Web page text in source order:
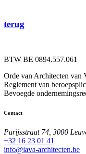
terug
BTW BE 0894.557.061
Orde van Architecten van
Reglement van
Bevoegde
Contact
Parijsstraat 74, 3000
+32 16 23 01 41
info@lava-architecten.be